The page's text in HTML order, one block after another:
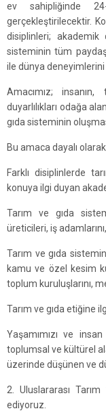
ev sahipliğinde
gerçekleştirilecektir.
disiplinleri;
sisteminin tüm
ile dünya
Amacımız;
duyarlılıkları odağa
gıda sisteminin
Bu amaca dayalı
Farklı disiplinlerde
konuya ilgi duyan
Tarım ve gıda
üreticileri, iş
Tarım ve gıda
kamu ve özel kesim
toplum kuruluşlarını,
Tarım ve gıda etiğine
Yaşamımızı ve
toplumsal ve kültürel
üzerinde düşünen ve
2. Uluslararası
ediyoruz.